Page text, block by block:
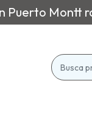
Puerto Montt